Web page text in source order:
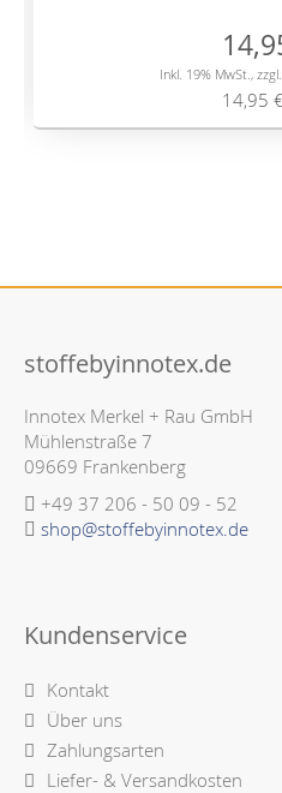
Inkl. 19% MwSt., zzgl.
14,95 €
stoffebyinnotex.de
Innotex Merkel + Rau GmbH
Mühlenstraße 7
09669 Frankenberg
+49 37 206 - 50 09 - 52
shop@stoffebyinnotex.de
Kundenservice
Kontakt
Über uns
Zahlungsarten
Liefer- & Versandkosten